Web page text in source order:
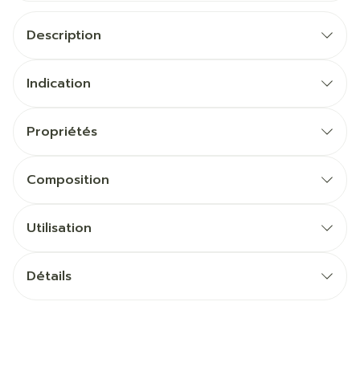
Description
Indication
Propriétés
Composition
Utilisation
Détails